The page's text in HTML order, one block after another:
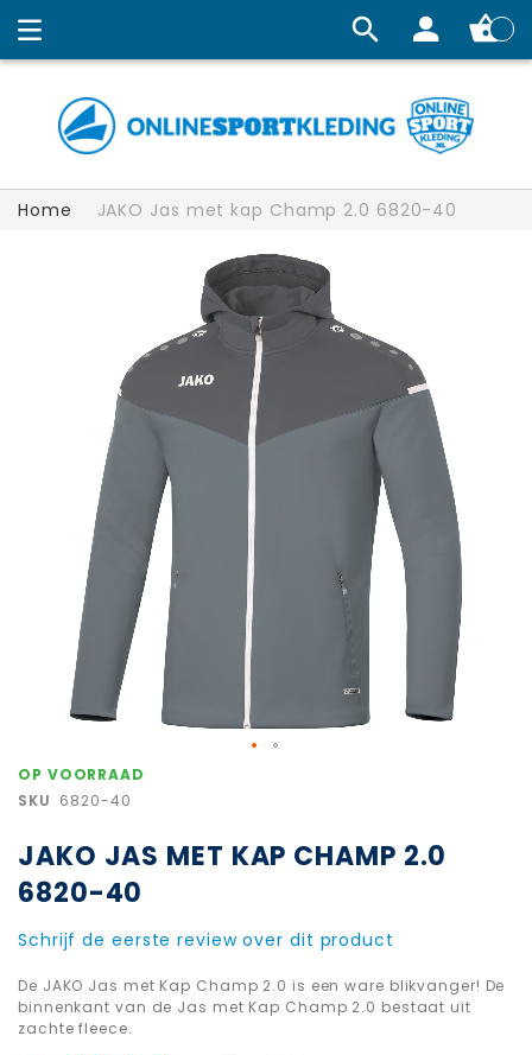
Home JAKO Jas met kap Champ 2.0 6820-40
OP VOORRAAD
SKU 6820-40
JAKO JAS MET KAP CHAMP 2.0
6820-40
Schrijf de eerste review over dit product
De JAKO Jas met Kap Champ 2.0 is een ware blikvanger! De
binnenkant van de Jas met Kap Champ 2.0 bestaat uit
zachte fleece.
afbeeldingen-
Ga
naar
van
de
afbeeldingen-